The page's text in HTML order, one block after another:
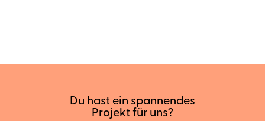
Du hast ein spannendes
Projekt für uns?